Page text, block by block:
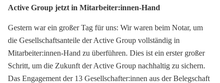
Active Group jetzt in Mitarbeiter:innen-Hand
Gestern war ein großer Tag für uns: Wir waren beim Notar, um
die Gesellschaftsanteile der Active Group vollständig in
Mitarbeiter:innen-Hand zu überführen. Dies ist ein erster großer
Schritt, um die Zukunft der Active Group nachhaltig zu sichern.
Das Engagement der 13 Gesellschafter:innen aus der Belegschaft